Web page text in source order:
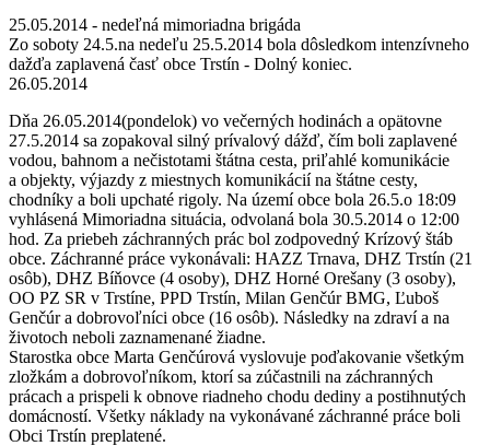
25.05.2014 - nedeľná mimoriadna brigáda
Zo soboty 24.5.na nedeľu 25.5.2014 bola dôsledkom intenzívneho
dažďa zaplavená časť obce Trstín - Dolný koniec.
26.05.2014
Dňa 26.05.2014(pondelok) vo večerných hodinách a opätovne
27.5.2014 sa zopakoval silný prívalový dážď, čím boli zaplavené
vodou, bahnom a nečistotami štátna cesta, priľahlé komunikácie
a objekty, výjazdy z miestnych komunikácií na štátne cesty,
chodníky a boli upchaté rigoly. Na území obce bola 26.5.o 18:09
vyhlásená Mimoriadna situácia, odvolaná bola 30.5.2014 o 12:00
hod. Za priebeh záchranných prác bol zodpovedný Krízový štáb
obce. Záchranné práce vykonávali: HAZZ Trnava, DHZ Trstín (21
osôb), DHZ Bíňovce (4 osoby), DHZ Horné Orešany (3 osoby),
OO PZ SR v Trstíne, PPD Trstín, Milan Genčúr BMG, Ľuboš
Genčúr a dobrovoľníci obce (16 osôb). Následky na zdraví a na
životoch neboli zaznamenané žiadne.
Starostka obce Marta Genčúrová vyslovuje poďakovanie všetkým
zložkám a dobrovoľníkom, ktorí sa zúčastnili na záchranných
prácach a prispeli k obnove riadneho chodu dediny a postihnutých
domácností. Všetky náklady na vykonávané záchranné práce boli
Obci Trstín preplatené.